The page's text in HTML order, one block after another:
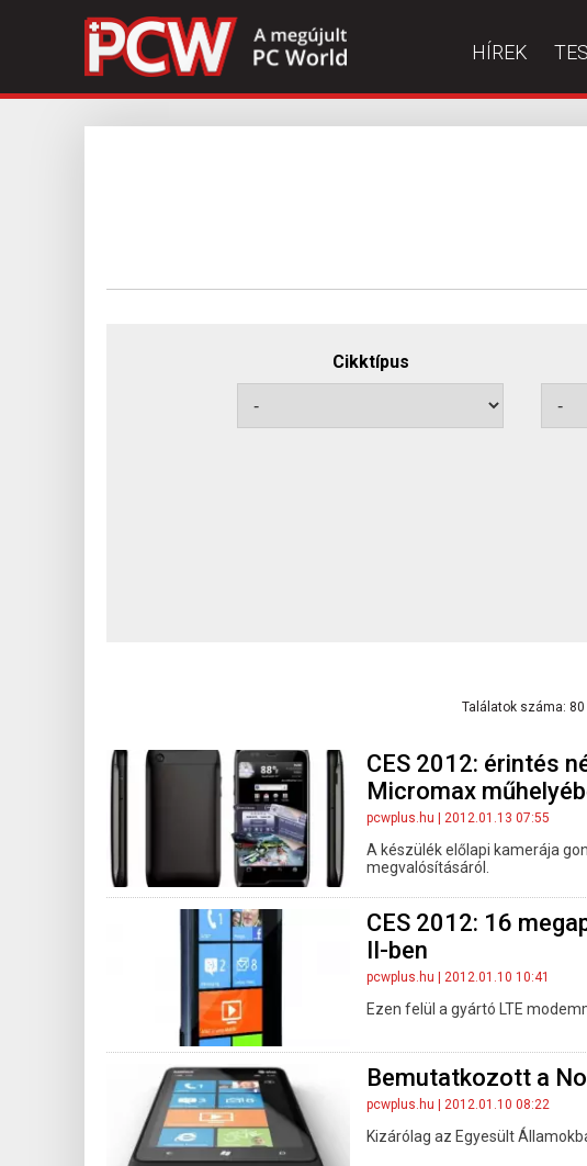
HÍREK
Cikktípus
Találatok száma: 80
CES 2012: érintés
Micromax
pcwplus.hu | 2012.01.13 07:55
A készülék előlapi kamerája
megvalósításáról.
CES 2012: 16
II-ben
pcwplus.hu | 2012.01.10 10:41
Ezen felül a gyártó LTE
Bemutatkozott a
pcwplus.hu | 2012.01.10 08:22
Kizárólag az Egyesült